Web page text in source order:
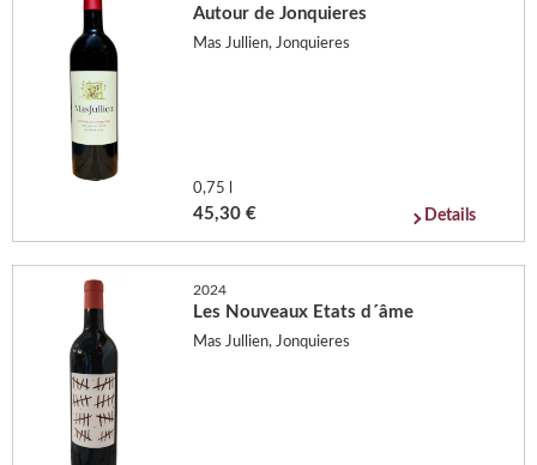
Autour de Jonquieres
Mas Jullien, Jonquieres
0,75 l
45,30 € Details
2024
Les Nouveaux Etats d´âme
Mas Jullien, Jonquieres